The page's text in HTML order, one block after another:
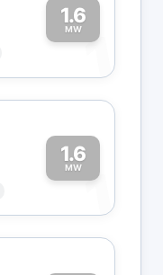
1.6
MW1
1.6
MW1